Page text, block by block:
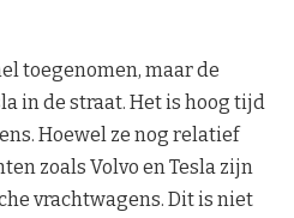
toegenomen, maar de
in de straat. Het is hoog tijd
Hoewel ze nog relatief
zoals Volvo en Tesla zijn
vrachtwagens. Dit is niet